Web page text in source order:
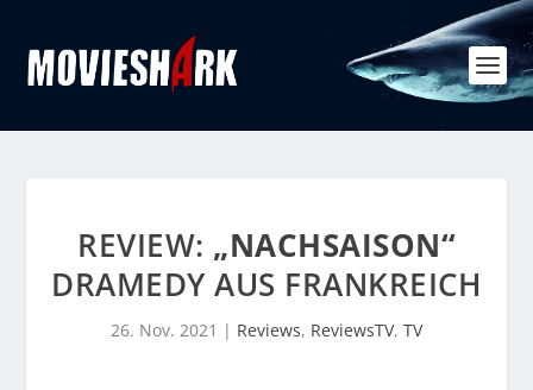
REVIEW: „NACHSAISON“
DRAMEDY AUS FRANKREICH
26. Nov. 2021 | Reviews, ReviewsTV, TV